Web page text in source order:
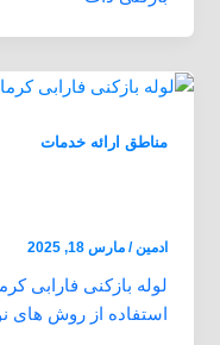
مناطق ارائه خدمات
ادمین/مارس 18, 2025
لوله بازکنی فارابی
استفاده از روش های